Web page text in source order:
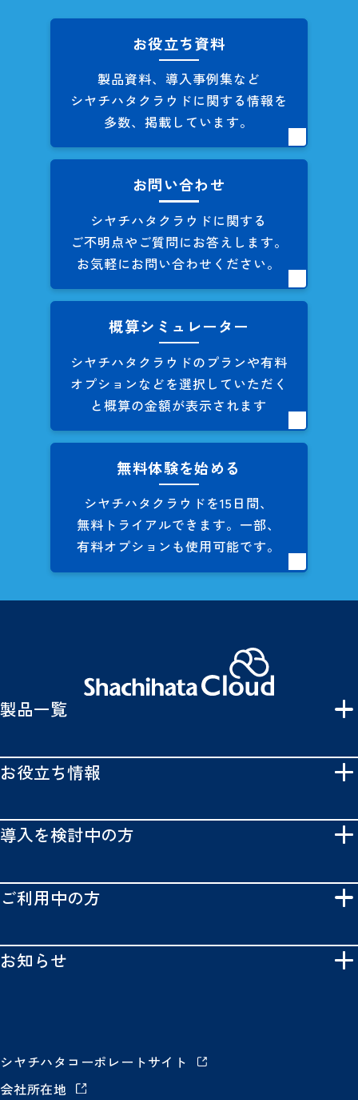
お役立ち資料
製品資料、導入事例集など
シヤチハタクラウドに関する情報を
多数、掲載しています。
お問い合わせ
シヤチハタクラウドに関する
ご不明点やご質問にお答えします。
お気軽にお問い合わせください。
概算シミュレーター
シヤチハタクラウドのプランや有料
オプションなどを選択していただく
と概算の金額が表示されます
無料体験を始める
シヤチハタクラウドを15日間、
無料トライアルできます。 一部、
有料オプションも使用可能です。
製品一覧
お役立ち情報
導入を検討中の方
ご利用中の方
お知らせ
シヤチハタコーポレートサイト
会社所在地